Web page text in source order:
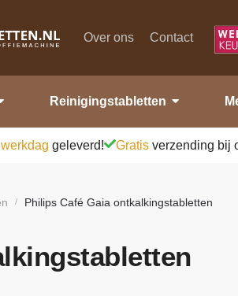
Over ons Contact
Reinigingstabletten
geleverd! Gratis verzending bij
/ Philips Café Gaia ontkalkingstabletten